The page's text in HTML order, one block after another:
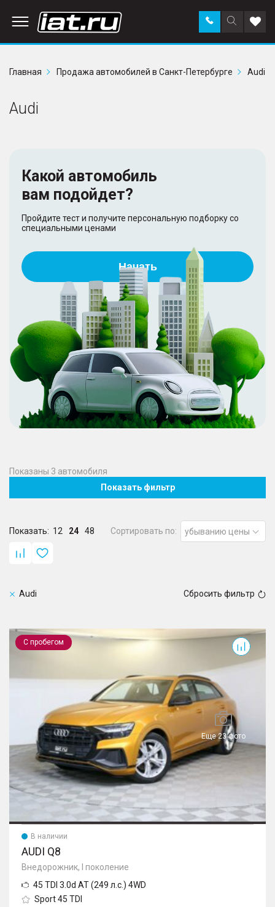
Поиск
по
Заказать
звонок в
Главная
Продажа автомобилей в Санкт-Петербурге Audi
Audi
Какой автомобиль
вам подойдет?
Пройдите тест и получите персональную подборку со
специальными ценами
Начать
Показаны 3 автомобиля
Показать фильтр
Показать: 12 24 48 Сортировать по: убыванию цены
Audi Сбросить фильтр
С пробегом
Еще 23 фото
Q8
В наличии
AUDI Q8
Внедорожник, I поколение
45 TDI 3.0d AT (249 л.с.) 4WD
Sport 45 TDI